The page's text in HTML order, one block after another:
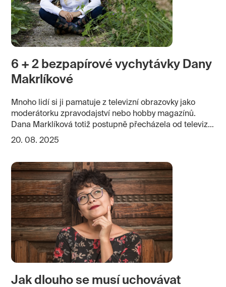
6 + 2 bezpapírové vychytávky Dany
Makrlíkové
Mnoho lidí si ji pamatuje z televizní obrazovky jako
moderátorku zpravodajství nebo hobby magazínů.
Dana Marklíková totiž postupně přecházela od televize
k designování a realizaci zahrad. Byla poslední
zahradám, a to nejen navrhování a realizacím, ale také
provozuje specializovaný web a řadu zahradnických
profilů na sociálních sítích.
20. 08. 2025
Jak dlouho se musí uchovávat